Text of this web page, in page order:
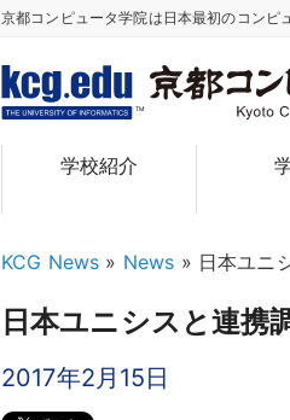
京都コンピュータ学院は日本最初のコンピ
TM
学校紹介
KCG News » News » 日本ユニ
日本ユニシスと連携
2017年2月15日